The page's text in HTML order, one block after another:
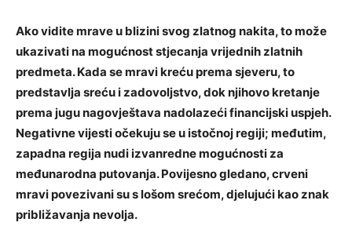
Ako vidite mrave u blizini svog zlatnog nakita, to može
ukazivati ​​na mogućnost stjecanja vrijednih zlatnih
predmeta. Kada se mravi kreću prema sjeveru, to
predstavlja sreću i zadovoljstvo, dok njihovo kretanje
prema jugu nagovještava nadolazeći financijski uspjeh.
Negativne vijesti očekuju se u istočnoj regiji; međutim,
zapadna regija nudi izvanredne mogućnosti za
međunarodna putovanja. Povijesno gledano, crveni
mravi povezivani su s lošom srećom, djelujući kao znak
približavanja nevolja.